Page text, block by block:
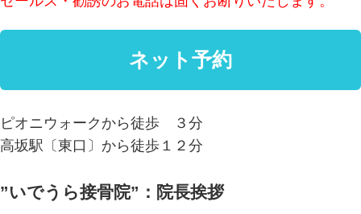
ピオニウォークから徒歩 ３分
高坂駅〔東口〕から徒歩１２分
”いでうら接骨院”：院長挨拶